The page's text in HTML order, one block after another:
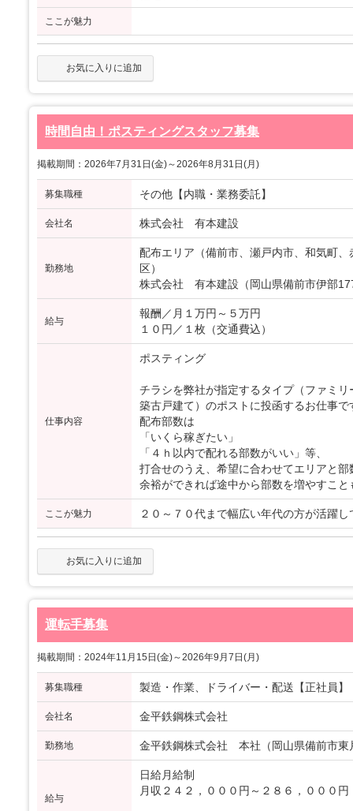
ここが魅力
お気に入りに追加
時間自由！ポスティングスタッフ募集
掲載期間：2026年7月31日(金)～2026年8月31日(月)
募集職種 その他【内職・業務委託】
会社名 株式会社 有本建設
勤務地
配布エリア（備前市、瀬戸内市、和気町、
区）
株式会社 有本建設（岡山県備前市伊部
給与
報酬／月１万円～５万円
１０円／１枚（交通費込）
仕事内容
ポスティング
チラシを弊社が指定するタイプ（ファミリ
築古戸建て）のポストに投函するお仕事で
配布部数は
「いくら稼ぎたい」
「４ｈ以内で配れる部数がいい」等、
打合せのうえ、希望に合わせてエリアと部
余裕ができれば途中から部数を増やすこと
ここが魅力 ２０～７０代まで幅広い年代の方が活躍し
お気に入りに追加
運転手募集
掲載期間：2024年11月15日(金)～2026年9月7日(月)
募集職種 製造・作業、ドライバー・配送【正社員】
会社名 金平鉄鋼株式会社
勤務地 金平鉄鋼株式会社 本社（岡山県備前市東
給与
日給月給制
月収２４２，０００円～２８６，０００円